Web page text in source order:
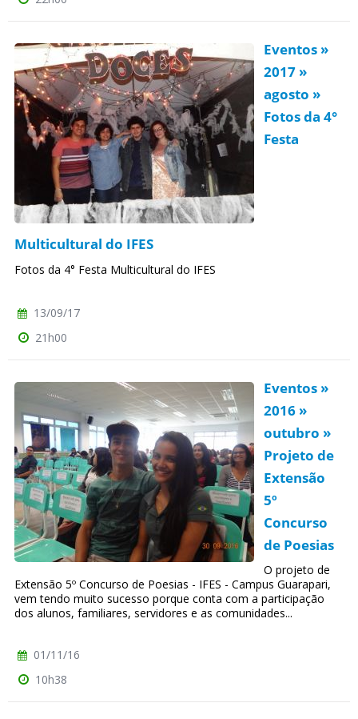
Eventos »
2017 »
agosto »
Fotos da 4°
Festa
Multicultural do IFES
Fotos da 4° Festa Multicultural do IFES
13/09/17
21h00
Eventos »
2016 »
outubro »
Projeto de
Extensão
5º
Concurso
de Poesias
O projeto de
Extensão 5º Concurso de Poesias - IFES - Campus Guarapari,
vem tendo muito sucesso porque conta com a participação
dos alunos, familiares, servidores e as comunidades...
01/11/16
10h38